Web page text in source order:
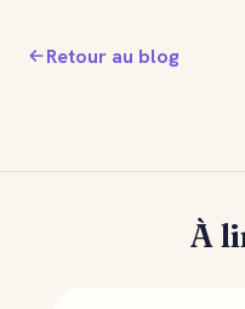
Retour au blog
À